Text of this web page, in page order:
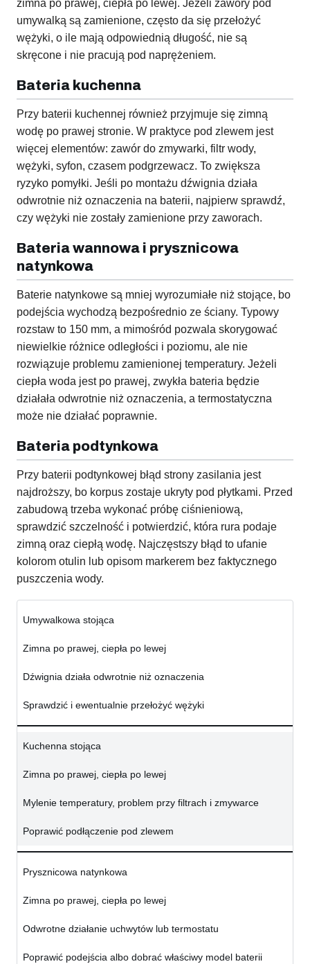
zimna po prawej, ciepła po lewej. Jeżeli zawory pod
umywalką są zamienione, często da się przełożyć
wężyki, o ile mają odpowiednią długość, nie są
skręcone i nie pracują pod naprężeniem.
Bateria kuchenna
Przy baterii kuchennej również przyjmuje się zimną
wodę po prawej stronie. W praktyce pod zlewem jest
więcej elementów: zawór do zmywarki, filtr wody,
wężyki, syfon, czasem podgrzewacz. To zwiększa
ryzyko pomyłki. Jeśli po montażu dźwignia działa
odwrotnie niż oznaczenia na baterii, najpierw sprawdź,
czy wężyki nie zostały zamienione przy zaworach.
Bateria wannowa i prysznicowa
natynkowa
Baterie natynkowe są mniej wyrozumiałe niż stojące, bo
podejścia wychodzą bezpośrednio ze ściany. Typowy
rozstaw to 150 mm, a mimośród pozwala skorygować
niewielkie różnice odległości i poziomu, ale nie
rozwiązuje problemu zamienionej temperatury. Jeżeli
ciepła woda jest po prawej, zwykła bateria będzie
działała odwrotnie niż oznaczenia, a termostatyczna
może nie działać poprawnie.
Bateria podtynkowa
Przy baterii podtynkowej błąd strony zasilania jest
najdroższy, bo korpus zostaje ukryty pod płytkami. Przed
zabudową trzeba wykonać próbę ciśnieniową,
sprawdzić szczelność i potwierdzić, która rura podaje
zimną oraz ciepłą wodę. Najczęstszy błąd to ufanie
kolorom otulin lub opisom markerem bez faktycznego
puszczenia wody.
Umywalkowa stojąca
Zimna po prawej, ciepła po lewej
Dźwignia działa odwrotnie niż oznaczenia
Sprawdzić i ewentualnie przełożyć wężyki
Kuchenna stojąca
Zimna po prawej, ciepła po lewej
Mylenie temperatury, problem przy filtrach i zmywarce
Poprawić podłączenie pod zlewem
Prysznicowa natynkowa
Zimna po prawej, ciepła po lewej
Odwrotne działanie uchwytów lub termostatu
Poprawić podejścia albo dobrać właściwy model baterii